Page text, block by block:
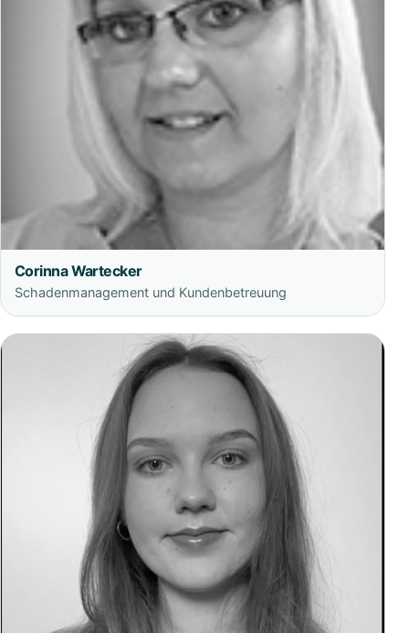
Corinna Wartecker
Schadenmanagement und Kundenbetreuung